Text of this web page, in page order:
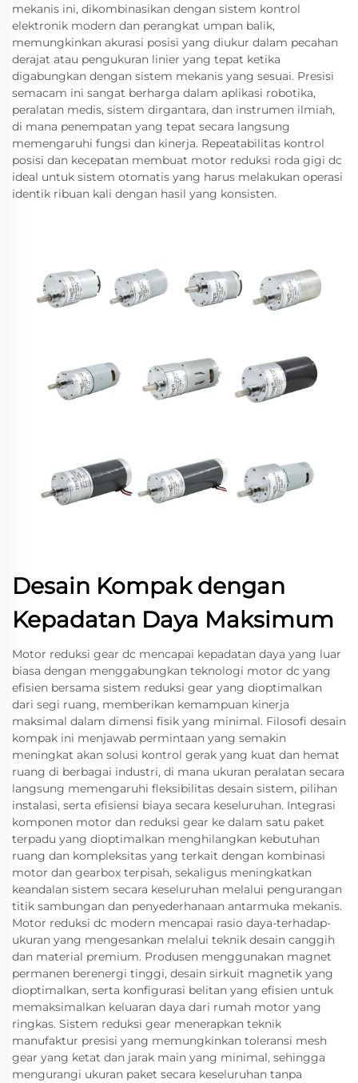
mekanis ini, dikombinasikan dengan sistem kontrol
elektronik modern dan perangkat umpan balik,
memungkinkan akurasi posisi yang diukur dalam pecahan
derajat atau pengukuran linier yang tepat ketika
digabungkan dengan sistem mekanis yang sesuai. Presisi
semacam ini sangat berharga dalam aplikasi robotika,
peralatan medis, sistem dirgantara, dan instrumen ilmiah,
di mana penempatan yang tepat secara langsung
memengaruhi fungsi dan kinerja. Repeatabilitas kontrol
posisi dan kecepatan membuat motor reduksi roda gigi dc
ideal untuk sistem otomatis yang harus melakukan operasi
identik ribuan kali dengan hasil yang konsisten.
Desain Kompak dengan
Kepadatan Daya Maksimum
Motor reduksi gear dc mencapai kepadatan daya yang luar
biasa dengan menggabungkan teknologi motor dc yang
efisien bersama sistem reduksi gear yang dioptimalkan
dari segi ruang, memberikan kemampuan kinerja
maksimal dalam dimensi fisik yang minimal. Filosofi desain
kompak ini menjawab permintaan yang semakin
meningkat akan solusi kontrol gerak yang kuat dan hemat
ruang di berbagai industri, di mana ukuran peralatan secara
langsung memengaruhi fleksibilitas desain sistem, pilihan
instalasi, serta efisiensi biaya secara keseluruhan. Integrasi
komponen motor dan reduksi gear ke dalam satu paket
terpadu yang dioptimalkan menghilangkan kebutuhan
ruang dan kompleksitas yang terkait dengan kombinasi
motor dan gearbox terpisah, sekaligus meningkatkan
keandalan sistem secara keseluruhan melalui pengurangan
titik sambungan dan penyederhanaan antarmuka mekanis.
Motor reduksi dc modern mencapai rasio daya-terhadap-
ukuran yang mengesankan melalui teknik desain canggih
dan material premium. Produsen menggunakan magnet
permanen berenergi tinggi, desain sirkuit magnetik yang
dioptimalkan, serta konfigurasi belitan yang efisien untuk
memaksimalkan keluaran daya dari rumah motor yang
ringkas. Sistem reduksi gear menerapkan teknik
manufaktur presisi yang memungkinkan toleransi mesh
gear yang ketat dan jarak main yang minimal, sehingga
mengurangi ukuran paket secara keseluruhan tanpa